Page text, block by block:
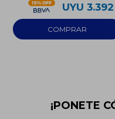
UYU 3.392
¡PONETE